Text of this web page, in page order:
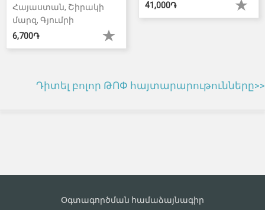
41,000֏
Հայաստան, Շիրակի
մարզ, Գյումրի
6,700֏
Դիտել բոլոր ԹՈՓ հայտարարութունները>>
Օգտագործման համաձայնագիր